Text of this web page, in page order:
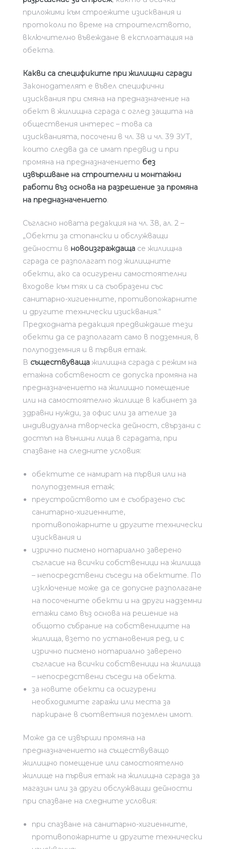
приложими към строежите изисквания и
протоколи по време на строителството,
включително въвеждане в експлоатация на
обекта.
Какви са спецификите при жилищни сгради
Законодателят е въвел специфични
изисквания при смяна на предназначение на
обект в жилищна сграда с оглед защита на
обществения интерес – това са
изискванията, посочени в чл. 38 и чл. 39 ЗУТ,
които следва да се имат предвид и при
промяна на предназначението без
извършване на строителни и монтажни
работи въз основа на разрешение за промяна
на предназначението.
Съгласно новата редакция на чл. 38, ал. 2 –
„Обекти за стопански и обслужващи
дейности в новоизграждаща се жилищна
сграда се разполагат под жилищните
обекти, ако са осигурени самостоятелни
входове към тях и са съобразени със
санитарно-хигиенните, противопожарните
и другите технически изисквания.“
Предходната редакция предвиждаше тези
обекти да се разполагат само в подземния, в
полуподземния и в първия етаж.
В съществуваща жилищна сграда с режим на
етажна собственост се допуска промяна на
предназначението на жилищно помещение
или на самостоятелно жилище в кабинет за
здравни нужди, за офис или за ателие за
индивидуална творческа дейност, свързани с
достъп на външни лица в сградата, при
спазване на следните условия:
обектите се намират на първия или на
полуподземния етаж;
преустройството им е съобразено със
санитарно-хигиенните,
противопожарните и другите технически
изисквания и
изрично писмено нотариално заверено
съгласие на всички собственици на жилища
– непосредствени съседи на обектите. По
изключение може да се допусне разполагане
на посочените обекти и на други надземни
етажи само въз основа на решение на
общото събрание на собствениците на
жилища, взето по установения ред, и с
изрично писмено нотариално заверено
съгласие на всички собственици на жилища
– непосредствени съседи на обекта.
за новите обекти са осигурени
необходимите гаражи или места за
паркиране в съответния поземлен имот.
Може да се извърши промяна на
предназначението на съществуващо
жилищно помещение или самостоятелно
жилище на първия етаж на жилищна сграда за
магазин или за други обслужващи дейности
при спазване на следните условия:
при спазване на санитарно-хигиенните,
противопожарните и другите технически